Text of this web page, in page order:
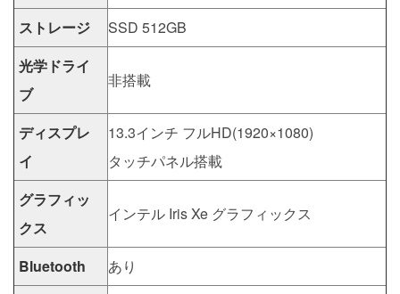
ストレージ
SSD 512GB
光学ドライ
ブ
非搭載
ディスプレ
イ
13.3インチ フルHD(1920×1080)
タッチパネル搭載
グラフィッ
クス
インテル Iris Xe グラフィックス
Bluetooth
あり